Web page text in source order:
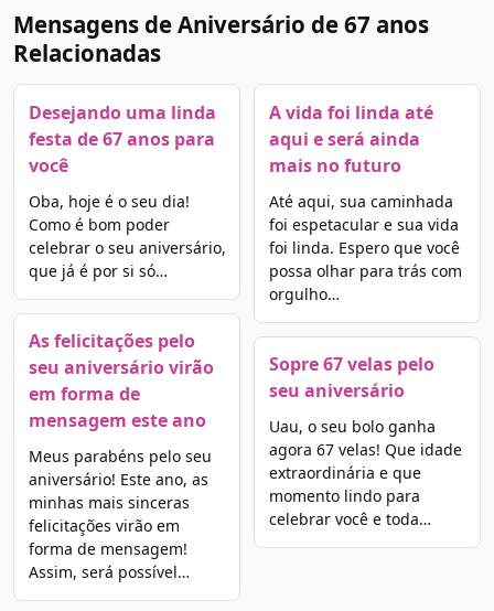
Mensagens de Aniversário de 67 anos
Relacionadas
Desejando uma linda
festa de 67 anos para
você
Oba, hoje é o seu dia!
Como é bom poder
celebrar o seu aniversário,
que já é por si só…
As felicitações pelo
seu aniversário virão
em forma de
mensagem este ano
Meus parabéns pelo seu
aniversário! Este ano, as
minhas mais sinceras
felicitações virão em
forma de mensagem!
Assim, será possível…
A vida foi linda até
aqui e será ainda
mais no futuro
Até aqui, sua caminhada
foi espetacular e sua vida
foi linda. Espero que você
possa olhar para trás com
orgulho…
Sopre 67 velas pelo
seu aniversário
Uau, o seu bolo ganha
agora 67 velas! Que idade
extraordinária e que
momento lindo para
celebrar você e toda…